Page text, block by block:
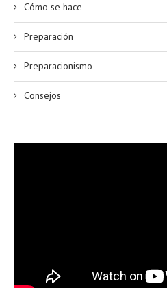
Cómo se hace
Preparación
Preparacionismo
Consejos